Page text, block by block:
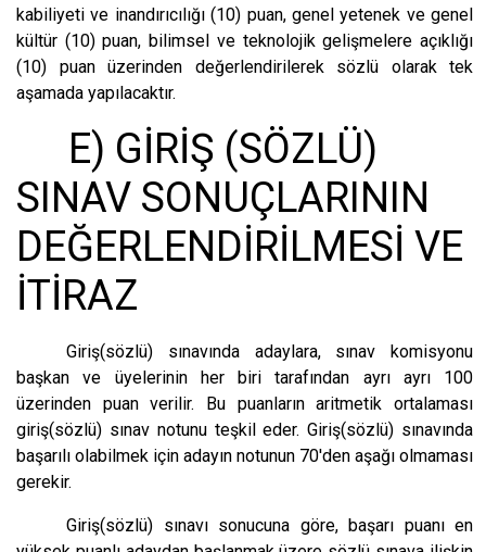
kabiliyeti ve inandırıcılığı (10) puan, genel yetenek ve genel
kültür (10) puan, bilimsel ve teknolojik gelişmelere açıklığı
(10) puan üzerinden değerlendirilerek sözlü olarak tek
aşamada yapılacaktır.
E) GİRİŞ (SÖZLÜ)
SINAV SONUÇLARININ
DEĞERLENDİRİLMESİ VE
İTİRAZ
Giriş(sözlü) sınavında adaylara, sınav komisyonu
başkan ve üyelerinin her biri tarafından ayrı ayrı 100
üzerinden puan verilir. Bu puanların aritmetik ortalaması
giriş(sözlü) sınav notunu teşkil eder. Giriş(sözlü) sınavında
başarılı olabilmek için adayın notunun 70'den aşağı olmaması
gerekir.
Giriş(sözlü) sınavı sonucuna göre, başarı puanı en